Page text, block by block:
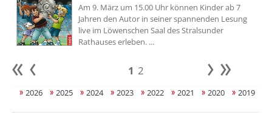
Am 9. März um 15.00 Uhr können Kinder ab 7
Jahren den Autor in seiner spannenden Lesung
live im Löwenschen Saal des Stralsunder
Rathauses erleben. ...
Anfang 1 2 weiter
2026 2025 2024 2023 2022 2021 2020 2019